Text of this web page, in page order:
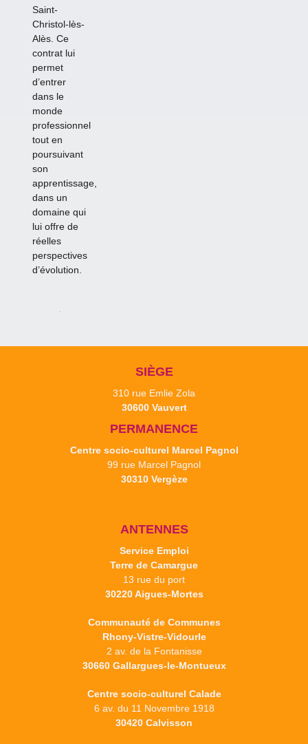
Saint-
Christol-lès-
Alès. Ce
contrat lui
permet
d’entrer
dans le
monde
professionnel
tout en
poursuivant
son
apprentissage,
dans un
domaine qui
lui offre de
réelles
perspectives
d’évolution.
SIÈGE
310 rue Emlie Zola
30600 Vauvert
PERMANENCE
Centre socio-culturel Marcel Pagnol
99 rue Marcel Pagnol
30310 Vergèze
ANTENNES
Service Emploi
Terre de Camargue
13 rue du port
30220 Aigues-Mortes
Communauté de Communes
Rhony-Vistre-Vidourle
2 av. de la Fontanisse
30660 Gallargues-le-Montueux
Centre socio-culturel Calade
6 av. du 11 Novembre 1918
30420 Calvisson